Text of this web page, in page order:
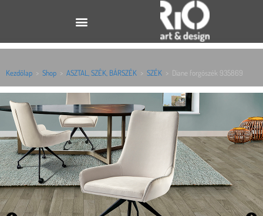
Kezdőlap > Shop > ASZTAL, SZÉK, BÁRSZÉK > SZÉK > Diane forgószék 935869